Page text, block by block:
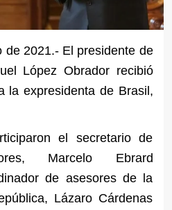
de 2021.- El presidente de
López Obrador recibió
la expresidenta de Brasil,
el secretario de
Marcelo Ebrard
de asesores de la
Lázaro Cárdenas